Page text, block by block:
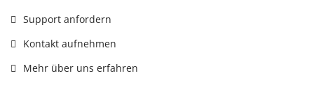
Support anfordern
Kontakt aufnehmen
Mehr über uns erfahren